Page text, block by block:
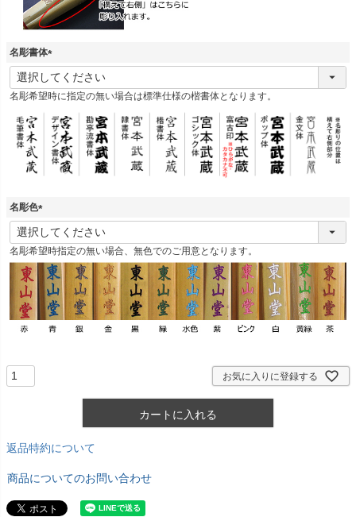
名彫書体
(
必
須
名彫希望時に指定の無い場合は標準仕様の楷書体となります。
名彫色
(
必
須
名彫希望時指定の無い場合、無色でのご用意となります。
お気に入りに登録する
カートに入れる
返品特約について
商品についてのお問い合わせ